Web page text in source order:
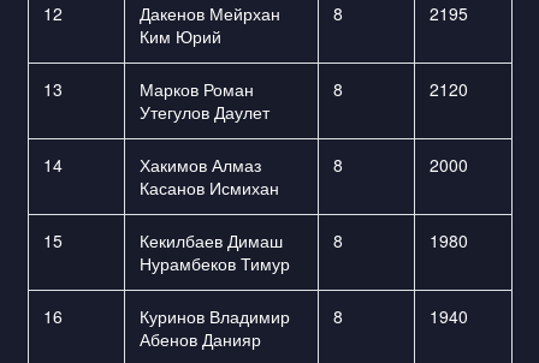
12
Дакенов Мейрхан
Ким Юрий
8 2195
13
Марков Роман
Утегулов Даулет
8 2120
14
Хакимов Алмаз
Касанов Исмихан
8 2000
15
Кекилбаев Димаш
Нурамбеков Тимур
8 1980
16
Куринов Владимир
Абенов Данияр
8 1940